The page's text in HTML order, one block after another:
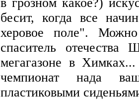
бесит, когда все
херовое поле".
спаситель
мегагазоне в
чемпионат нада
пластиковыми